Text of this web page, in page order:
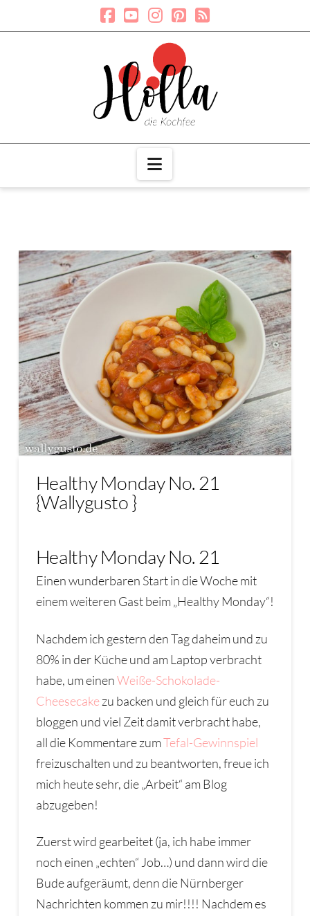
Navigation
Healthy Monday No. 21
{Wallygusto }
Healthy Monday No. 21
Einen wunderbaren Start in die Woche mit
einem weiteren Gast beim „Healthy Monday“!
Nachdem ich gestern den Tag daheim und zu
80% in der Küche und am Laptop verbracht
habe, um einenWeiße-Schokolade-
Cheesecakezu backen und gleich für euch zu
bloggen und viel Zeit damit verbracht habe,
all die Kommentare zumTefal-Gewinnspiel
freizuschalten und zu beantworten, freue ich
mich heute sehr, die „Arbeit“ am Blog
abzugeben!
Zuerst wird gearbeitet (ja, ich habe immer
noch einen „echten“ Job…) und dann wird die
Bude aufgeräumt, denn die Nürnberger
Nachrichten kommen zu mir!!!! Nachdem es